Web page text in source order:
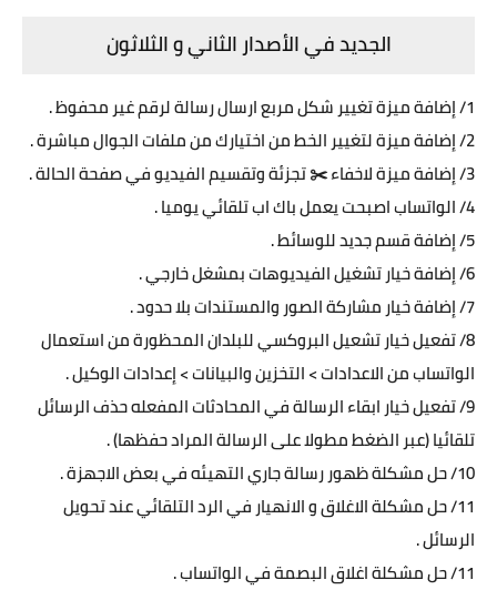
الجديد في الأصدار الثاني و الثلاثون
1/ إضافة ميزة تغيير شكل مربع ارسال رسالة لرقم غير محفوظ .
2/ إضافة ميزة لتغيير الخط من اختيارك من ملفات الجوال مباشرة .
3/ إضافة ميزة لاخفاء ✂️ تجزئة وتقسيم الفيديو في صفحة الحالة .
4/ الواتساب اصبحت يعمل باك اب تلقائي يوميا .
5/ إضافة قسم جديد للوسائط .
6/ إضافة خيار تشغيل الفيديوهات بمشغل خارجي .
7/ إضافة خيار مشاركة الصور والمستندات بلا حدود .
8/ تفعيل خيار تشعيل البروكسي للبلدان المحظورة من استعمال
الواتساب من الاعدادات > التخزين والبيانات > إعدادات الوكيل .
9/ تفعيل خيار ابقاء الرسالة في المحادثات المفعله حذف الرسائل
تلقائيا (عبر الضغط مطولا على الرسالة المراد حفظها) .
10/ حل مشكلة ظهور رسالة جاري التهيئه في بعض الاجهزة .
11/ حل مشكلة الاغلاق و الانهيار في الرد التلقائي عند تحويل
الرسائل .
11/ حل مشكلة اغلاق البصمة في الواتساب .